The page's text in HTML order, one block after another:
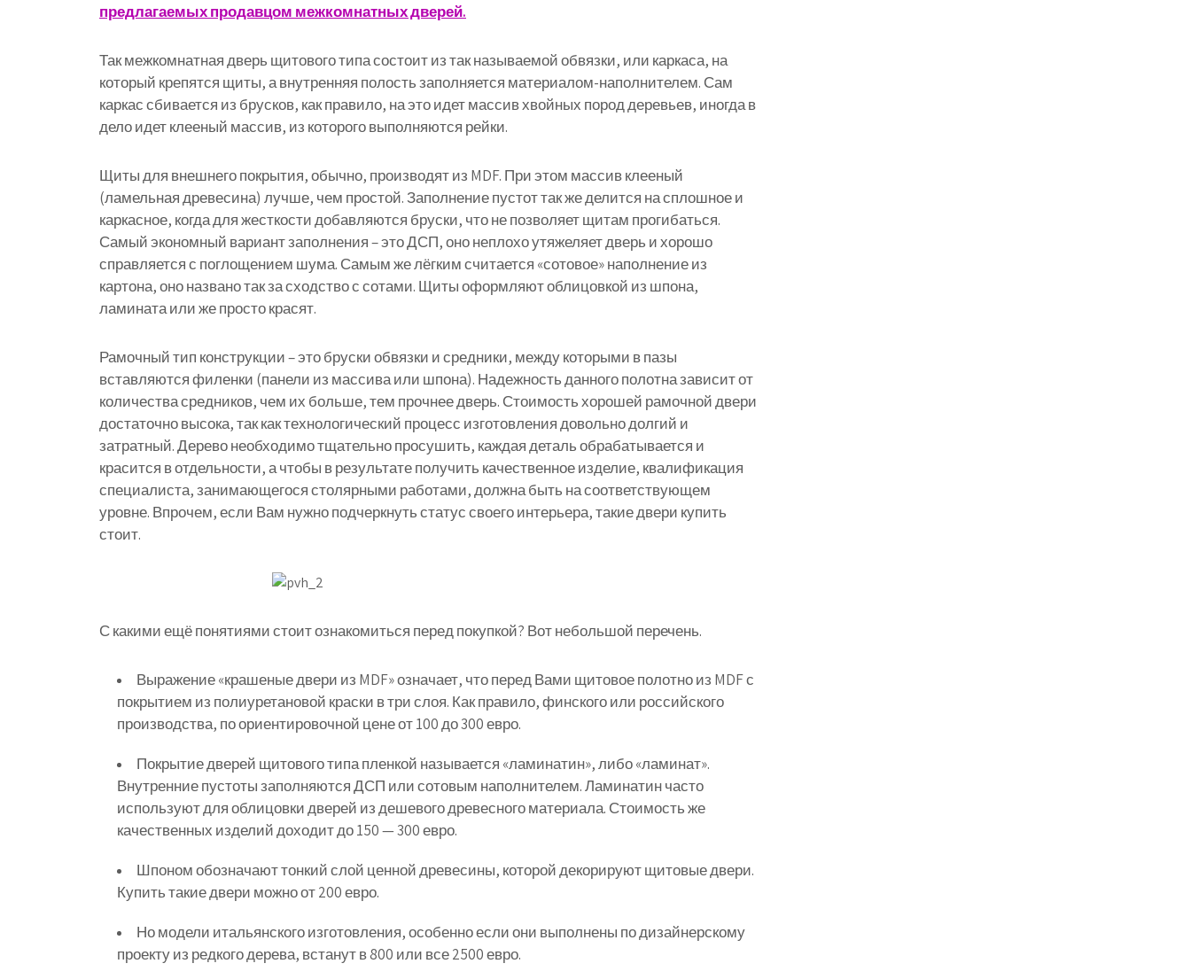
предлагаемых продавцом межкомнатных дверей.
Так межкомнатная дверь щитового типа состоит из так называемой обвязки, или каркаса, на
который крепятся щиты, а внутренняя полость заполняется материалом-наполнителем. Сам
каркас сбивается из брусков, как правило, на это идет массив хвойных пород деревьев, иногда в
дело идет клееный массив, из которого выполняются рейки.
Щиты для внешнего покрытия, обычно, производят из MDF. При этом массив клееный
(ламельная древесина) лучше, чем простой. Заполнение пустот так же делится на сплошное и
каркасное, когда для жесткости добавляются бруски, что не позволяет щитам прогибаться.
Самый экономный вариант заполнения – это ДСП, оно неплохо утяжеляет дверь и хорошо
справляется с поглощением шума. Самым же лёгким считается «сотовое» наполнение из
картона, оно названо так за сходство с сотами. Щиты оформляют облицовкой из шпона,
ламината или же просто красят.
Рамочный тип конструкции – это бруски обвязки и средники, между которыми в пазы
вставляются филенки (панели из массива или шпона). Надежность данного полотна зависит от
количества средников, чем их больше, тем прочнее дверь. Стоимость хорошей рамочной двери
достаточно высока, так как технологический процесс изготовления довольно долгий и
затратный. Дерево необходимо тщательно просушить, каждая деталь обрабатывается и
красится в отдельности, а чтобы в результате получить качественное изделие, квалификация
специалиста, занимающегося столярными работами, должна быть на соответствующем
уровне. Впрочем, если Вам нужно подчеркнуть статус своего интерьера, такие двери купить
стоит.
С какими ещё понятиями стоит ознакомиться перед покупкой? Вот небольшой перечень.
Выражение «крашеные двери из MDF» означает, что перед Вами щитовое полотно из MDF с
покрытием из полиуретановой краски в три слоя. Как правило, финского или российского
производства, по ориентировочной цене от 100 до 300 евро.
Покрытие дверей щитового типа пленкой называется «ламинатин», либо «ламинат».
Внутренние пустоты заполняются ДСП или сотовым наполнителем. Ламинатин часто
используют для облицовки дверей из дешевого древесного материала. Стоимость же
качественных изделий доходит до 150 — 300 евро.
Шпоном обозначают тонкий слой ценной древесины, которой декорируют щитовые двери.
Купить такие двери можно от 200 евро.
Но модели итальянского изготовления, особенно если они выполнены по дизайнерскому
проекту из редкого дерева, встанут в 800 или все 2500 евро.